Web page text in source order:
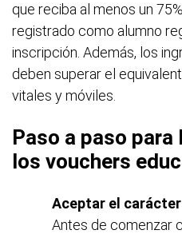
que reciba al menos un
registrado como alumno
inscripción. Además, los
deben superar el
vitales y móviles.
Paso a paso
los vouchers
Aceptar el
Antes de comenzar